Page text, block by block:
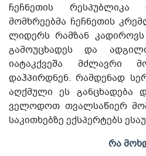
ჩეჩნეთის რესპუბლიკა
მომხრეებმა ჩეჩნეთის
ლიდერს რამზან კადიროვს
გამოუცხადეს და
იატაკქვეშა მძლავრი
დაჰპირდნენ. რამდენად
აღქმული ეს განცხადება
ველოდოთ თვალსაწიერ
საკითხებზე ექსპერტებს
რა